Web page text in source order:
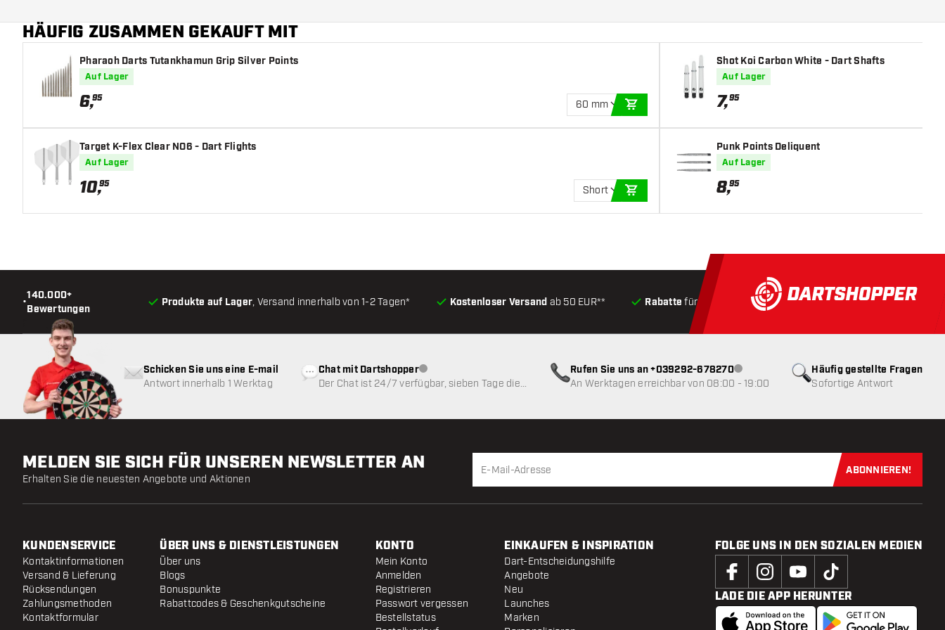
Länge Dartspitzen
HÄUFIG ZUSAMMEN GEKAUFT MIT
Pharaoh Darts Tutankhamun Grip Silver Points
Auf Lager
6,95
60 mm
IN DEN WARENKORB
Target K-Flex Clear NO6 - Dart Flights
Auf Lager
10,95
Short
IN DEN WARENKORB
Shot Koi Carbon White - Dart Shafts
Auf Lager
7,95
Punk Points Deliquent
Auf Lager
8,95
•
140.000+
Bewertungen
Produkte auf Lager, Versand innerhalb von 1-2 Tagen* Kostenloser Versand ab 50 EUR** Rabatte für Kunden Produkte auf Lager, Versand
Häufig gestellte Fragen
Sofortige Antwort
Schicken Sie uns eine E-mail
Antwort innerhalb 1 Werktag
Chat mit DartshopperKundenservice nicht verfügbar
Der Chat ist 24/7 verfügbar, sieben Tage die
Rufen Sie uns an +039292-678270Kundenservice nicht verfügbar
An Werktagen erreichbar von 08:00 - 19:00
MELDEN SIE SICH FÜR UNSEREN NEWSLETTER AN
Erhalten Sie die neuesten Angebote und Aktionen
Jetzt für
ABONNIEREN!
KUNDENSERVICE
Kontaktinformationen
Versand & Lieferung
Rücksendungen
Zahlungsmethoden
Kontaktformular
ÜBER UNS & DIENSTLEISTUNGEN
Über uns
Blogs
Bonuspunkte
Rabattcodes & Geschenkgutscheine
KONTO
Mein Konto
Anmelden
Registrieren
Passwort vergessen
Bestellstatus
EINKAUFEN & INSPIRATION
Dart-Entscheidungshilfe
Angebote
Neu
Launches
Marken
FOLGE UNS IN DEN SOZIALEN MEDIEN
LADE DIE APP HERUNTER